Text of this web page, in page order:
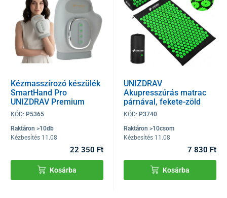
Kézmasszírozó készülék
SmartHand Pro
UNIZDRAV Premium
KÓD: P5365
Raktáron >10db
Kézbesítés 11.08
22 350 Ft
Kosárba
UNIZDRAV
Akupresszúrás matrac
párnával, fekete-zöld
KÓD:P3740
Raktáron >10csom
Kézbesítés 11.08
7 830 Ft
Kosárba